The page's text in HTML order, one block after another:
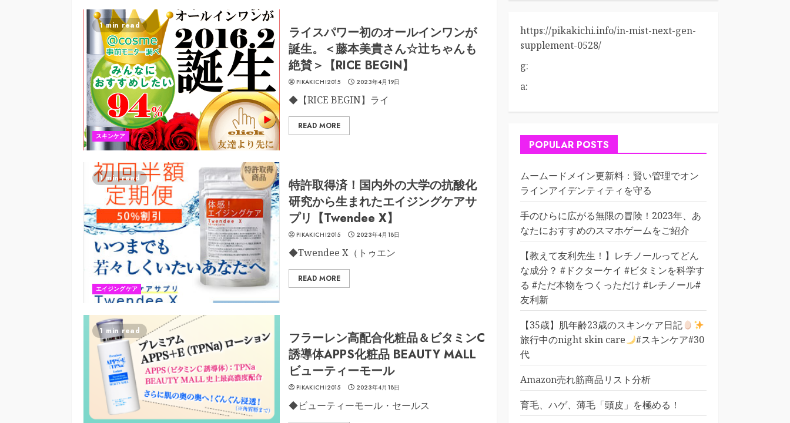
1 min read
スキンケア
ライスパワー初のオールインワンが
誕生。＜藤本美貴さん☆辻ちゃんも
絶賛＞【RICE BEGIN】
PIKAKICHI2015 2023年4月19日
◆【RICE BEGIN】ライ
READ MORE
1 min read
エイジングケア
特許取得済！国内外の大学の抗酸化
研究から生まれたエイジングケアサ
プリ【Twendee X】
PIKAKICHI2015 2023年4月18日
◆Twendee X（トゥエン
READ MORE
1 min read
フラーレン高配合化粧品＆ビタミンC
誘導体APPS化粧品 BEAUTY MALL
ビューティーモール
PIKAKICHI2015 2023年4月18日
◆ビューティーモール・セールス
https://pikakichi.info/in-mist-next-gen-
supplement-0528/
g:
a:
POPULAR POSTS
ムームードメイン更新料：賢い管理でオン
ラインアイデンティティを守る
手のひらに広がる無限の冒険！2023年、あ
なたにおすすめのスマホゲームをご紹介
【教えて友利先生！】レチノールってどん
な成分？ #ドクターケイ #ビタミンを科学す
る #ただ本物をつくっただけ #レチノール#
友利新
【35歳】肌年齢23歳のスキンケア日記
旅行中のnight skin care
#スキンケア#30
代
Amazon売れ筋商品リスト分析
育毛、ハゲ、薄毛「頭皮」を極める！